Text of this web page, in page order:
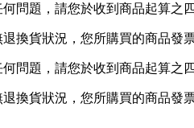
問題，請您於收到商品起算之
換貨狀況，您所購買的商品發
問題，請您於收到商品起算之
換貨狀況，您所購買的商品發